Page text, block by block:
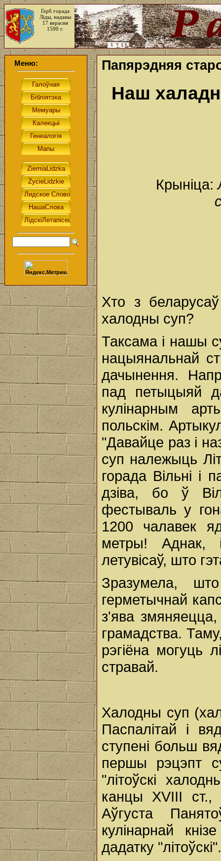
Герб горада
Ліды, наданы
17 верасня
1590 г.
Меню: Папярэдняя
Наш
Крыніца:
Хто з
халодны суп?
Таксама і нашы
нацыянальнай
дачынення.
пад петыцыяй
кулінарным
польскім.
"Давайце раз і
суп належыць
горада Вільні і
дзіва, бо ў
фестываль у
1200 чалавек
метры! Аднак,
летувісаў, што
Зразумела,
герметычнай
з'ява змяняецца,
грамадства.
рэгіёна могуць
стравай.
Халодны суп
Паспалітай і
ступені больш
першы рэцэпт
"літоўскі
канцы XVIII ст.,
Аўгуста
кулінарнай
дадатку "літоўскі".